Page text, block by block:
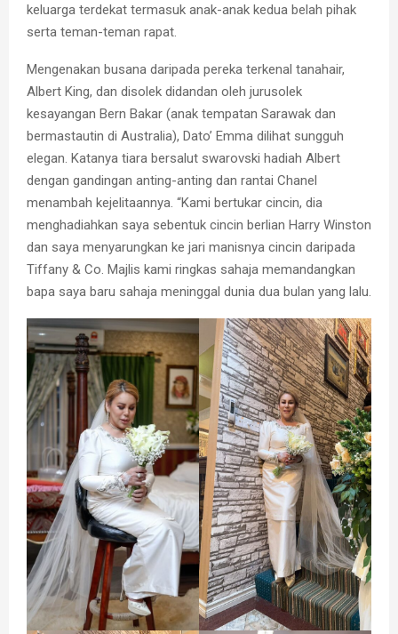
keluarga terdekat termasuk anak-anak kedua belah pihak
serta teman-teman rapat.
Mengenakan busana daripada pereka terkenal tanahair,
Albert King, dan disolek didandan oleh jurusolek
kesayangan Bern Bakar (anak tempatan Sarawak dan
bermastautin di Australia), Dato’ Emma dilihat sungguh
elegan. Katanya tiara bersalut swarovski hadiah Albert
dengan gandingan anting-anting dan rantai Chanel
menambah kejelitaannya. “Kami bertukar cincin, dia
menghadiahkan saya sebentuk cincin berlian Harry Winston
dan saya menyarungkan ke jari manisnya cincin daripada
Tiffany & Co. Majlis kami ringkas sahaja memandangkan
bapa saya baru sahaja meninggal dunia dua bulan yang lalu.